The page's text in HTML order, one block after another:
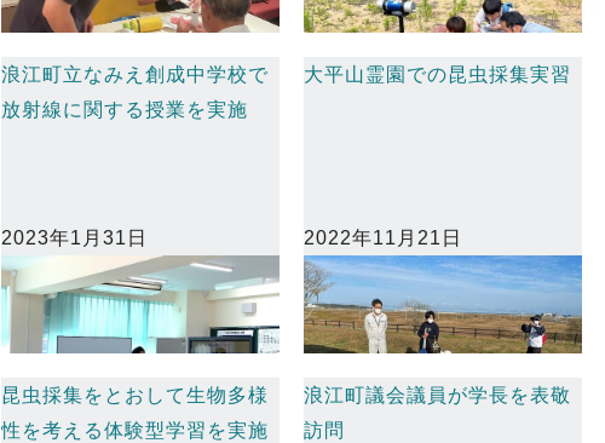
浪江町立なみえ創成中学校で
放射線に関する授業を実施
2023年1月31日
大平山霊園での昆虫採集実習
2022年11月21日
昆虫採集をとおして生物多様
性を考える体験型学習を実施
浪江町議会議員が学長を表敬
訪問